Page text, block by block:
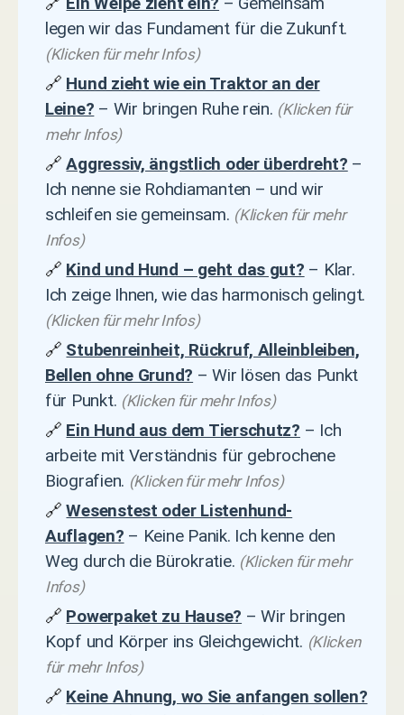
legen wir das Fundament für die Zukunft.
(Klicken für mehr Infos)
🔗 Hund zieht wie ein Traktor an der
Leine? – Wir bringen Ruhe rein. (Klicken für
mehr Infos)
🔗Aggressiv, ängstlich oder überdreht? –
Ich nenne sie Rohdiamanten – und wir
schleifen sie gemeinsam. (Klicken für mehr
Infos)
🔗 Kind und Hund – geht das gut? – Klar.
Ich zeige Ihnen, wie das harmonisch gelingt.
(Klicken für mehr Infos)
🔗 Stubenreinheit, Rückruf, Alleinbleiben,
Bellen ohne Grund? – Wir lösen das Punkt
für Punkt. (Klicken für mehr Infos)
🔗 Ein Hund aus dem Tierschutz? – Ich
arbeite mit Verständnis für gebrochene
Biografien. (Klicken für mehr Infos)
🔗Wesenstest oder Listenhund-
Auflagen? – Keine Panik. Ich kenne den
Weg durch die Bürokratie. (Klicken für mehr
Infos)
🔗 Powerpaket zu Hause? – Wir bringen
Kopf und Körper ins Gleichgewicht. (Klicken
für mehr Infos)
🔗 Keine Ahnung, wo Sie anfangen sollen?